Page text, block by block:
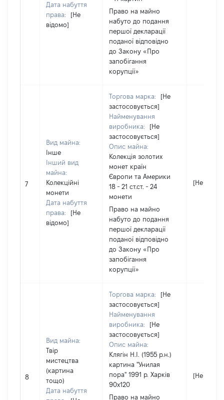
Дата набуття
права:
[Не
відомо]
Право на майно
набуто до подання
першої декларації
поданої відповідно
до Закону «Про
запобігання
корупції»
7
Вид майна:
Інше
Інший вид
майна:
Колекційні
монети
Дата набуття
права:
[Не
відомо]
Торгова марка:
[Не
застосовується]
Найменування
виробника:
[Не
застосовується]
Опис майна:
Колекція золотих
монет країн
Європи та Америки
18 - 21 ст.ст. - 24
монети
Право на майно
набуто до подання
першої декларації
поданої відповідно
до Закону «Про
запобігання
корупції»
[Не
8
Вид майна:
Твір
мистецтва
(картина
тощо)
Дата набуття
Торгова марка:
[Не
застосовується]
Найменування
виробника:
[Не
застосовується]
Опис майна:
Клягін Н.I. (1955 р.н.)
картина "Унилая
пора" 1991 р. Харків
90х120
Право на майно
[Не